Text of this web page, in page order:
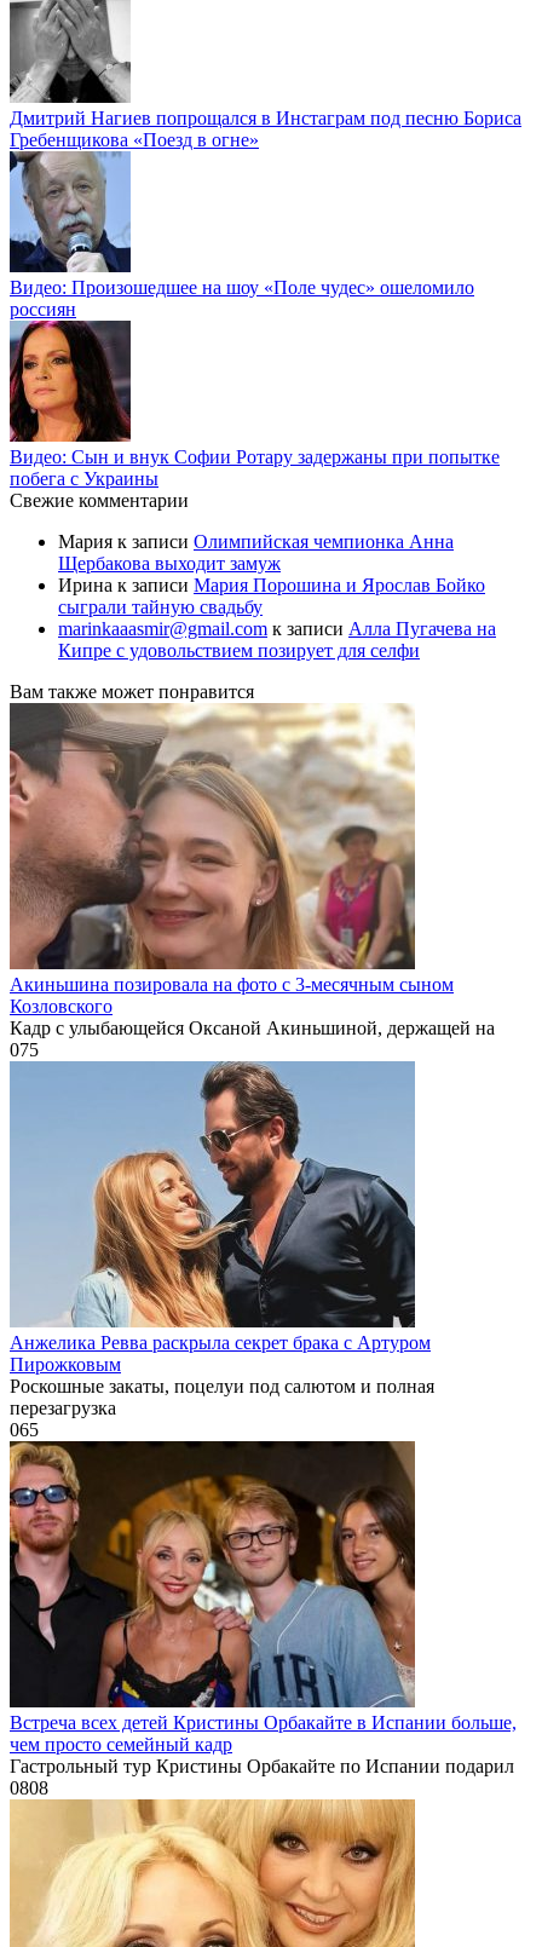
Дмитрий Нагиев попрощался в Инстаграм под песню Бориса
Гребенщикова «Поезд в огне»
Видео: Произошедшее на шоу «Поле чудес» ошеломило
россиян
Видео: Сын и внук Софии Ротару задержаны при попытке
побега с Украины
Свежие комментарии
Мария к записи Олимпийская чемпионка Анна
Щербакова выходит замуж
Ирина к записи Мария Порошина и Ярослав Бойко
сыграли тайную свадьбу
marinkaaasmir@gmail.com к записи Алла Пугачева на
Кипре с удовольствием позирует для селфи
Вам также может понравится
Акиньшина позировала на фото с 3-месячным сыном
Козловского
Кадр с улыбающейся Оксаной Акиньшиной, держащей на
075
Анжелика Ревва раскрыла секрет брака с Артуром
Пирожковым
Роскошные закаты, поцелуи под салютом и полная
перезагрузка
065
Встреча всех детей Кристины Орбакайте в Испании больше,
чем просто семейный кадр
Гастрольный тур Кристины Орбакайте по Испании подарил
0808